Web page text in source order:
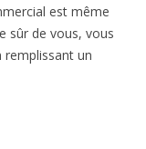
est même
sûr de vous, vous
remplissant un